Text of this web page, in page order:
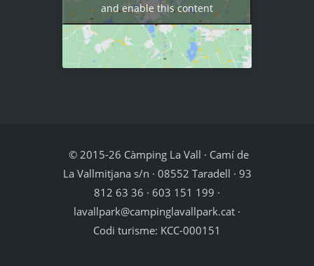
and enable this content
© 2015-26 Càmping La Vall · Camí de
La Vallmitjana s/n · 08552 Taradell · 93
812 63 36 · 603 151 199 ·
lavallpark@campinglavallpark.cat ·
Codi turisme: KCC-000151